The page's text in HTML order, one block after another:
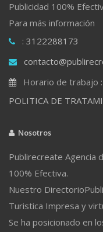
Publicidad 100%
Para más información
: 3122288173
Horario de trabajo
POLITICA DE
Nosotros
Publirecreate Agencia
100% Efectiva.
Nuestro
Turistica Impresa y
Se ha posicionado en